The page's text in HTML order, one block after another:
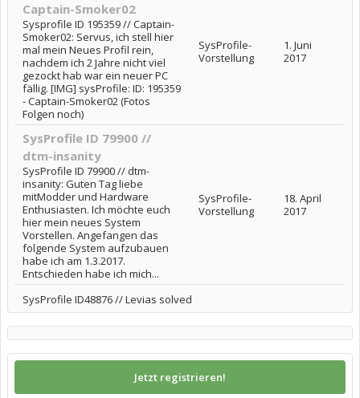
Captain-Smoker02
Sysprofile ID 195359 // Captain-
Smoker02: Servus, ich stell hier
mal mein Neues Profil rein,
nachdem ich 2 Jahre nicht viel
gezockt hab war ein neuer PC
fällig. [IMG] sysProfile: ID: 195359
- Captain-Smoker02 (Fotos
Folgen noch)
SysProfile-
Vorstellung
1. Juni
2017
SysProfile ID 79900 //
dtm-insanity
SysProfile ID 79900 // dtm-
insanity: Guten Tag liebe
mitModder und Hardware
Enthusiasten. Ich möchte euch
hier mein neues System
Vorstellen. Angefangen das
folgende System aufzubauen
habe ich am 1.3.2017.
Entschieden habe ich mich...
SysProfile-
Vorstellung
18. April
2017
SysProfile ID48876 // Levias solved
Jetzt registrieren!